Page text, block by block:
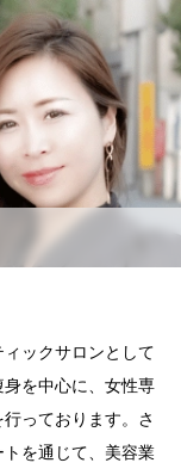
ックサロンとして
を中心に、女性専
っております。さ
を通じて、美容業